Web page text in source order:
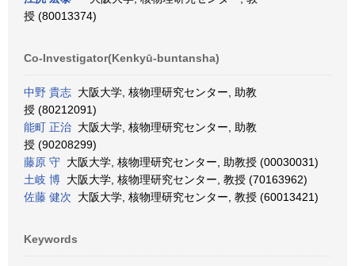
授 (80013374)
Co-Investigator(Kenkyū-buntansha)
中野 貴志 大阪大学, 核物理研究センター, 助教
授 (80212091)
能町 正治 大阪大学, 核物理研究センター, 助教
授 (90208299)
藤原 守 大阪大学, 核物理研究センター, 助教授 (00030031)
土岐 博 大阪大学, 核物理研究センター, 教授 (70163962)
佐藤 健次 大阪大学, 核物理研究センター, 教授 (60013421)
Keywords